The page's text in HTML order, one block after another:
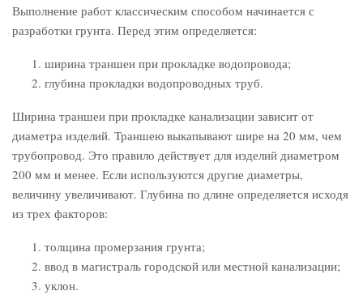
Выполнение работ классическим способом начинается с
разработки грунта. Перед этим определяется:
ширина траншеи при прокладке водопровода;
глубина прокладки водопроводных труб.
Ширина траншеи при прокладке канализации зависит от
диаметра изделий. Траншею выкапывают шире на 20 мм, чем
трубопровод. Это правило действует для изделий диаметром
200 мм и менее. Если используются другие диаметры,
величину увеличивают. Глубина по длине определяется исходя
из трех факторов:
толщина промерзания грунта;
ввод в магистраль городской или местной канализации;
уклон.